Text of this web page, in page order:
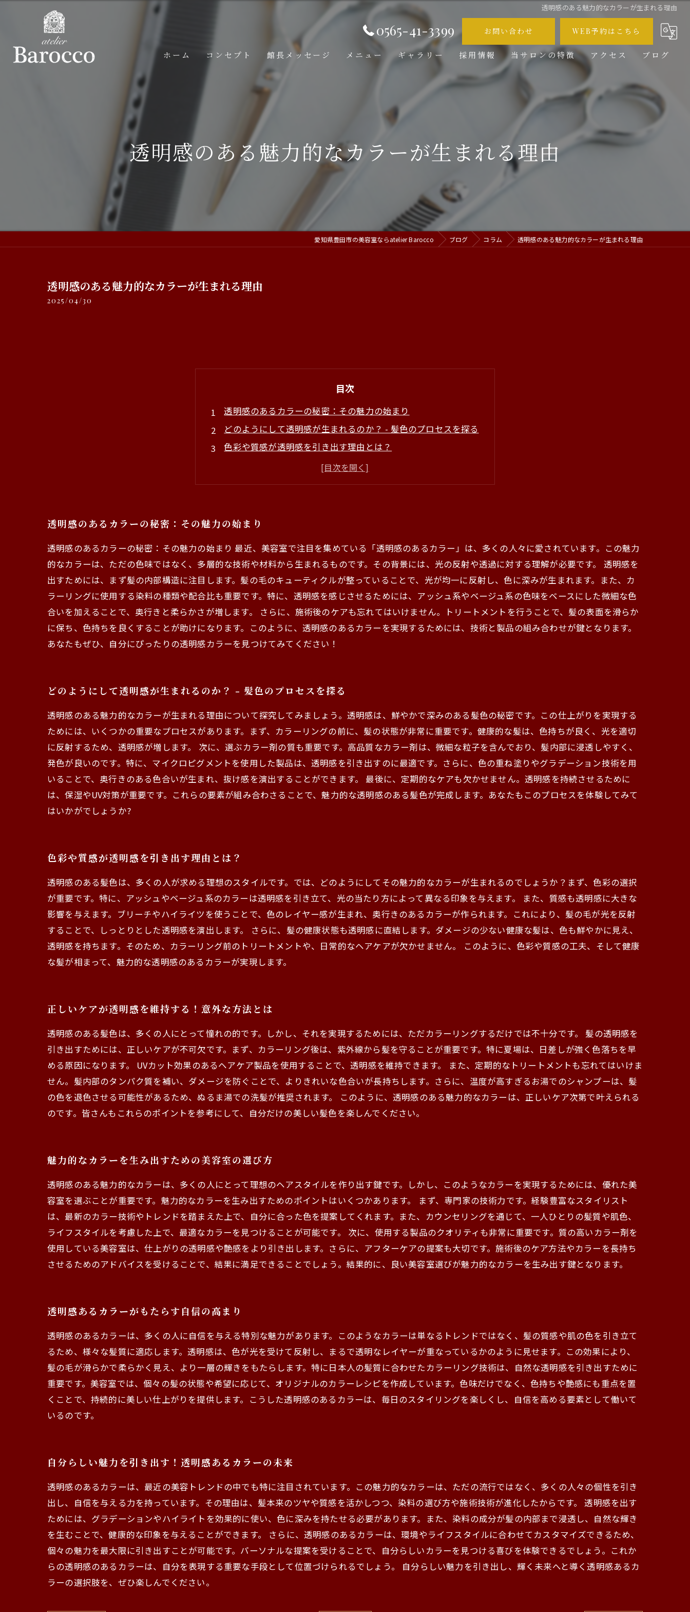
透明感のある魅力的なカラーが生まれる理由
0565-41-3399 お問い合わせ WEB予約はこちら
ホーム コンセプト 館長メッセージ メニュー ギャラリー 採用情報 当サロンの特徴
メンズ
カット
ブリーチ
アクセス ブログ
コラム
透明感のある魅力的なカラーが生まれる理由
愛知県豊田市の美容室ならatelier Barocco ブログ コラム 透明感のある魅力的なカラーが生まれる理由
透明感のある魅力的なカラーが生まれる理由
2025/04/30
目次
透明感のあるカラーの秘密：その魅力の始まり
どのようにして透明感が生まれるのか？ - 髪色のプロセスを探る
色彩や質感が透明感を引き出す理由とは？
正しいケアが透明感を維持する！意外な方法とは
魅力的なカラーを生み出すための美容室の選び方
自分らしい魅力を引き出す！透明感あるカラーの未来
透明感のあるカラーの秘密：その魅力の始まり
透明感のあるカラーの秘密：その魅力の始まり 最近、美容室で注目を集めている「透明感のあるカラー」は、多くの人々に愛されています。この魅力
的なカラーは、ただの色味ではなく、多層的な技術や材料から生まれるものです。その背景には、光の反射や透過に対する理解が必要です。 透明感を
出すためには、まず髪の内部構造に注目します。髪の毛のキューティクルが整っていることで、光が均一に反射し、色に深みが生まれます。また、カ
ラーリングに使用する染料の種類や配合比も重要です。特に、透明感を感じさせるためには、アッシュ系やベージュ系の色味をベースにした微細な色
合いを加えることで、奥行きと柔らかさが増します。 さらに、施術後のケアも忘れてはいけません。トリートメントを行うことで、髪の表面を滑らか
に保ち、色持ちを良くすることが助けになります。このように、透明感のあるカラーを実現するためには、技術と製品の組み合わせが鍵となります。
あなたもぜひ、自分にぴったりの透明感カラーを見つけてみてください！
どのようにして透明感が生まれるのか？ - 髪色のプロセスを探る
透明感のある魅力的なカラーが生まれる理由について探究してみましょう。透明感は、鮮やかで深みのある髪色の秘密です。この仕上がりを実現する
ためには、いくつかの重要なプロセスがあります。まず、カラーリングの前に、髪の状態が非常に重要です。健康的な髪は、色持ちが良く、光を適切
に反射するため、透明感が増します。 次に、選ぶカラー剤の質も重要です。高品質なカラー剤は、微細な粒子を含んでおり、髪内部に浸透しやすく、
発色が良いのです。特に、マイクロピグメントを使用した製品は、透明感を引き出すのに最適です。さらに、色の重ね塗りやグラデーション技術を用
いることで、奥行きのある色合いが生まれ、抜け感を演出することができます。 最後に、定期的なケアも欠かせません。透明感を持続させるために
は、保湿やUV対策が重要です。これらの要素が組み合わさることで、魅力的な透明感のある髪色が完成します。あなたもこのプロセスを体験してみて
はいかがでしょうか?
色彩や質感が透明感を引き出す理由とは？
透明感のある髪色は、多くの人が求める理想のスタイルです。では、どのようにしてその魅力的なカラーが生まれるのでしょうか？まず、色彩の選択
が重要です。特に、アッシュやベージュ系のカラーは透明感を引き立て、光の当たり方によって異なる印象を与えます。 また、質感も透明感に大きな
影響を与えます。ブリーチやハイライツを使うことで、色のレイヤー感が生まれ、奥行きのあるカラーが作られます。これにより、髪の毛が光を反射
することで、しっとりとした透明感を演出します。 さらに、髪の健康状態も透明感に直結します。ダメージの少ない健康な髪は、色も鮮やかに見え、
透明感を持ちます。そのため、カラーリング前のトリートメントや、日常的なヘアケアが欠かせません。 このように、色彩や質感の工夫、そして健康
な髪が相まって、魅力的な透明感のあるカラーが実現します。
正しいケアが透明感を維持する！意外な方法とは
透明感のある髪色は、多くの人にとって憧れの的です。しかし、それを実現するためには、ただカラーリングするだけでは不十分です。 髪の透明感を
引き出すためには、正しいケアが不可欠です。まず、カラーリング後は、紫外線から髪を守ることが重要です。特に夏場は、日差しが強く色落ちを早
める原因になります。 UVカット効果のあるヘアケア製品を使用することで、透明感を維持できます。 また、定期的なトリートメントも忘れてはいけま
せん。髪内部のタンパク質を補い、ダメージを防ぐことで、よりきれいな色合いが長持ちします。さらに、温度が高すぎるお湯でのシャンプーは、髪
の色を退色させる可能性があるため、ぬるま湯での洗髪が推奨されます。 このように、透明感のある魅力的なカラーは、正しいケア次第で叶えられる
のです。皆さんもこれらのポイントを参考にして、自分だけの美しい髪色を楽しんでください。
魅力的なカラーを生み出すための美容室の選び方
透明感のある魅力的なカラーは、多くの人にとって理想のヘアスタイルを作り出す鍵です。しかし、このようなカラーを実現するためには、優れた美
容室を選ぶことが重要です。魅力的なカラーを生み出すためのポイントはいくつかあります。 まず、専門家の技術力です。経験豊富なスタイリスト
は、最新のカラー技術やトレンドを踏まえた上で、自分に合った色を提案してくれます。また、カウンセリングを通じて、一人ひとりの髪質や肌色、
ライフスタイルを考慮した上で、最適なカラーを見つけることが可能です。 次に、使用する製品のクオリティも非常に重要です。質の高いカラー剤を
使用している美容室は、仕上がりの透明感や艶感をより引き出します。さらに、アフターケアの提案も大切です。施術後のケア方法やカラーを長持ち
させるためのアドバイスを受けることで、結果に満足できることでしょう。結果的に、良い美容室選びが魅力的なカラーを生み出す鍵となります。
透明感あるカラーがもたらす自信の高まり
透明感のあるカラーは、多くの人に自信を与える特別な魅力があります。このようなカラーは単なるトレンドではなく、髪の質感や肌の色を引き立て
るため、様々な髪質に適応します。透明感は、色が光を受けて反射し、まるで透明なレイヤーが重なっているかのように見せます。この効果により、
髪の毛が滑らかで柔らかく見え、より一層の輝きをもたらします。特に日本人の髪質に合わせたカラーリング技術は、自然な透明感を引き出すために
重要です。美容室では、個々の髪の状態や希望に応じて、オリジナルのカラーレシピを作成しています。色味だけでなく、色持ちや艶感にも重点を置
くことで、持続的に美しい仕上がりを提供します。こうした透明感のあるカラーは、毎日のスタイリングを楽しくし、自信を高める要素として働いて
いるのです。
自分らしい魅力を引き出す！透明感あるカラーの未来
透明感のあるカラーは、最近の美容トレンドの中でも特に注目されています。この魅力的なカラーは、ただの流行ではなく、多くの人々の個性を引き
出し、自信を与える力を持っています。その理由は、髪本来のツヤや質感を活かしつつ、染料の選び方や施術技術が進化したからです。 透明感を出す
ためには、グラデーションやハイライトを効果的に使い、色に深みを持たせる必要があります。また、染料の成分が髪の内部まで浸透し、自然な輝き
を生むことで、健康的な印象を与えることができます。 さらに、透明感のあるカラーは、環境やライフスタイルに合わせてカスタマイズできるため、
個々の魅力を最大限に引き出すことが可能です。パーソナルな提案を受けることで、自分らしいカラーを見つける喜びを体験できるでしょう。これか
らの透明感のあるカラーは、自分を表現する重要な手段として位置づけられるでしょう。 自分らしい魅力を引き出し、輝く未来へと導く透明感あるカ
ラーの選択肢を、ぜひ楽しんでください。